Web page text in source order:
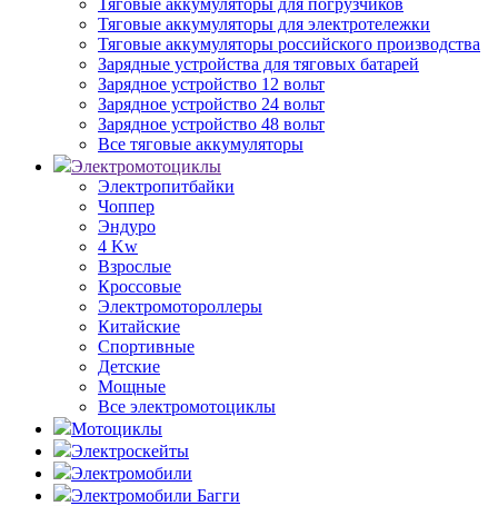
Тяговые аккумуляторы для погрузчиков
Тяговые аккумуляторы для электротележки
Тяговые аккумуляторы российского производства
Зарядные устройства для тяговых батарей
Зарядное устройство 12 вольт
Зарядное устройство 24 вольт
Зарядное устройство 48 вольт
Все тяговые аккумуляторы
Электромотоциклы
Электропитбайки
Чоппер
Эндуро
4 Kw
Взрослые
Кроссовые
Электромотороллеры
Китайские
Спортивные
Детские
Мощные
Все электромотоциклы
Мотоциклы
Электроскейты
Электромобили
Электромобили Багги